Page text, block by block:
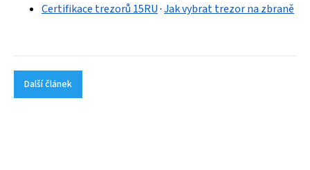
Certifikace trezorů 15RU·Jak vybrat trezor na zbraně
Další článek